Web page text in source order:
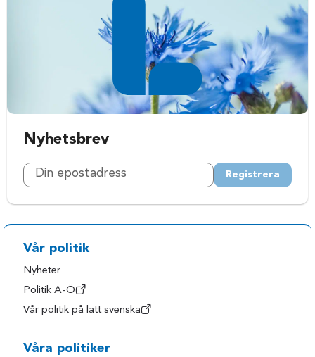
Nyhetsbrev
Registrera
Vår politik
Nyheter
Politik A-Ö
Vår politik på lätt svenska
Våra politiker